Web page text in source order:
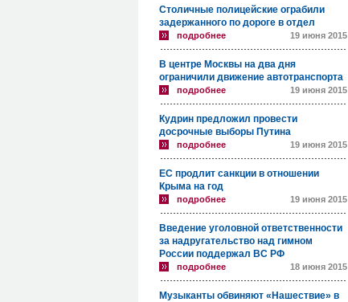
Столичные полицейские ограбили
задержанного по дороге в отдел
подробнее 19 июня 2015
В центре Москвы на два дня
ограничили движение автотранспорта
подробнее 19 июня 2015
Кудрин предложил провести
досрочные выборы Путина
подробнее 19 июня 2015
ЕС продлит санкции в отношении
Крыма на год
подробнее 19 июня 2015
Введение уголовной ответственности
за надругательство над гимном
России поддержал ВС РФ
подробнее 18 июня 2015
Музыканты обвиняют «Нашествие» в